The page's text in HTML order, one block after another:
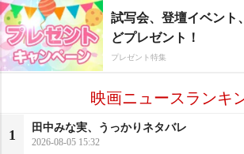
試写会、登壇イベント
どプレゼント！
プレゼント特集
映画ニュースランキ
1
田中みな実、うっかりネタバレ
2026-08-05 15:32